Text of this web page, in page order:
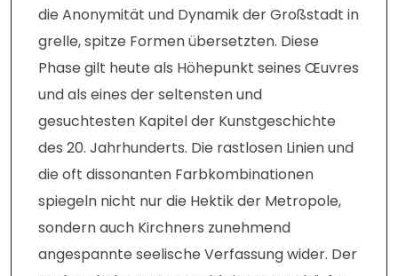
die Anonymität und Dynamik der Großstadt in
grelle, spitze Formen übersetzten. Diese
Phase gilt heute als Höhepunkt seines Œuvres
und als eines der seltensten und
gesuchtesten Kapitel der Kunstgeschichte
des 20. Jahrhunderts. Die rastlosen Linien und
die oft dissonanten Farbkombinationen
spiegeln nicht nur die Hektik der Metropole,
sondern auch Kirchners zunehmend
angespannte seelische Verfassung wider. Der